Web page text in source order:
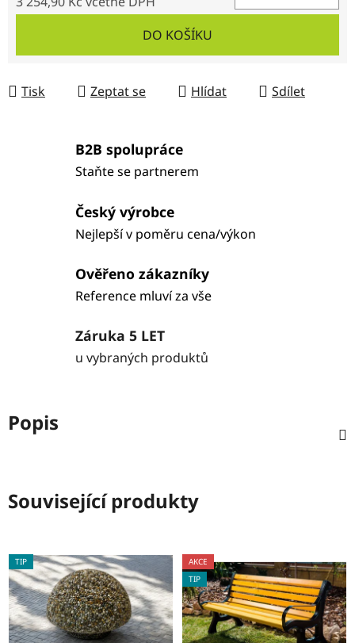
DO KOŠÍKU
Tisk Zeptat se Hlídat Sdílet
B2B spolupráce
Staňte se partnerem
Český výrobce
Nejlepší v poměru cena/výkon
Ověřeno zákazníky
Reference mluví za vše
Záruka 5 LET
u vybraných produktů
Popis
Související produkty
TIP
AKCE
TIP